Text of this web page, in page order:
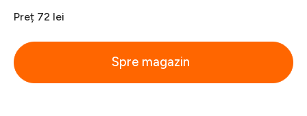
Preț 72 lei
Spre magazin